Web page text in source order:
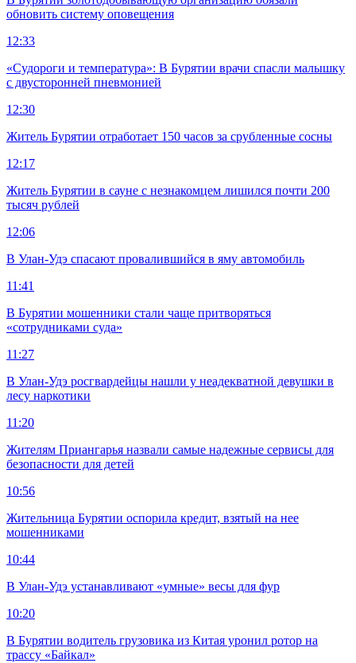
обновить систему оповещения
12:33
«Судороги и температура»: В Бурятии врачи спасли малышку
с двусторонней пневмонией
12:30
Житель Бурятии отработает 150 часов за срубленные сосны
12:17
Житель Бурятии в сауне с незнакомцем лишился почти 200
тысяч рублей
12:06
В Улан-Удэ спасают провалившийся в яму автомобиль
11:41
В Бурятии мошенники стали чаще притворяться
«сотрудниками суда»
11:27
В Улан-Удэ росгвардейцы нашли у неадекватной девушки в
лесу наркотики
11:20
Жителям Приангарья назвали самые надежные сервисы для
безопасности для детей
10:56
Жительница Бурятии оспорила кредит, взятый на нее
мошенниками
10:44
В Улан-Удэ устанавливают «умные» весы для фур
10:20
В Бурятии водитель грузовика из Китая уронил ротор на
трассу «Байкал»